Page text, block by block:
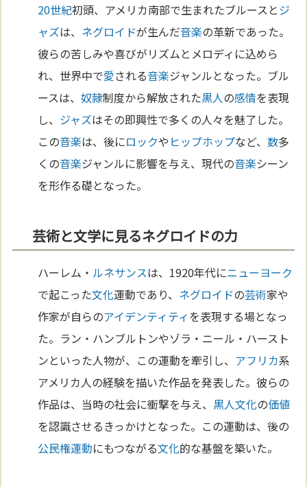
20世紀初頭、アメリカ南部で生まれたブルースとジ
ャズは、 ネグロイドが生んだ音楽の革新であった。
彼らの苦しみや喜びがリズムとメロディに込めら
れ、世界中で愛される音楽ジャンルとなった。ブル
ースは、奴隷制度から解放された黒人の感情を表現
し、 ジャズはその即興性で多くの人々を魅了した。
この音楽は、後にロックや ヒップホップなど、数多
くの音楽ジャンルに影響を与え、現代の音楽シーン
を形作る礎となった。
芸術と文学に見るネグロイドの力
ハーレム・ ルネサンスは、1920年代にニューヨーク
で起こった文化運動であり、 ネグロイドの芸術家や
作家が自らのアイデンティティを表現する場となっ
た。ラン・ハンブルトンやゾラ・ニール・ハースト
ンといった人物が、この運動を牽引し、 アフリカ系
アメリカ人の経験を描いた作品を発表した。彼らの
作品は、当時の社会に衝撃を与え、 黒人文化の価値
を認識させるきっかけとなった。この運動は、後の
公民権運動にもつながる文化的な基盤を築いた。